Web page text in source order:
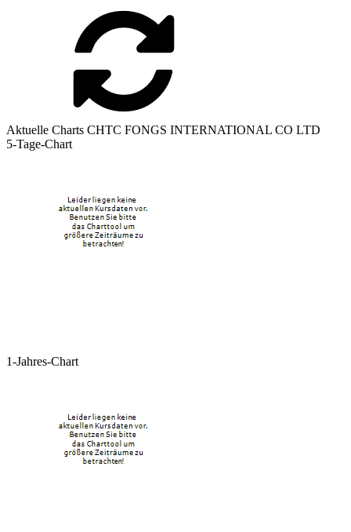
Aktuelle Charts CHTC FONGS INTERNATIONAL CO LTD
5-Tage-Chart
1-Jahres-Chart